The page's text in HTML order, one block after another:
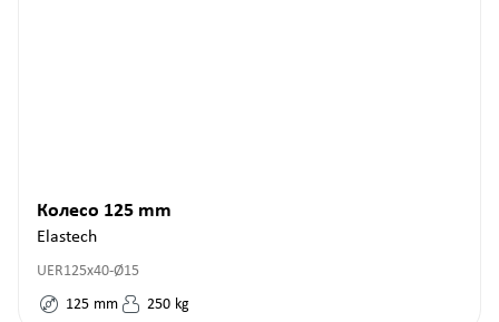
Колесо 125 mm
Elastech
UER125x40-Ø15
125 mm 250 kg